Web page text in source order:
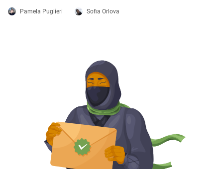
Pamela Puglieri Sofia Orlova